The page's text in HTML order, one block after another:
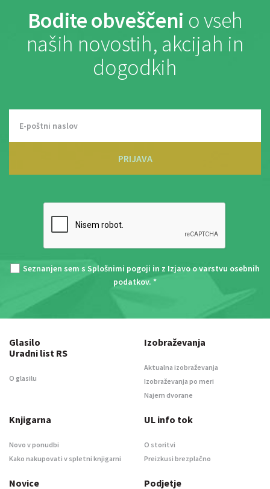
Bodite obveščeni o vseh
naših novostih, akcijah in
dogodkih
PRIJAVA
Seznanjen sem s Splošnimi pogoji in z Izjavo o varstvu osebnih
podatkov. *
Glasilo
Uradni list RS
O glasilu
Izobraževanja
Aktualna izobraževanja
Izobraževanja po meri
Najem dvorane
Knjigarna
Novo v ponudbi
Kako nakupovati v spletni knjigarni
UL info tok
O storitvi
Preizkusi brezplačno
Novice Podjetje